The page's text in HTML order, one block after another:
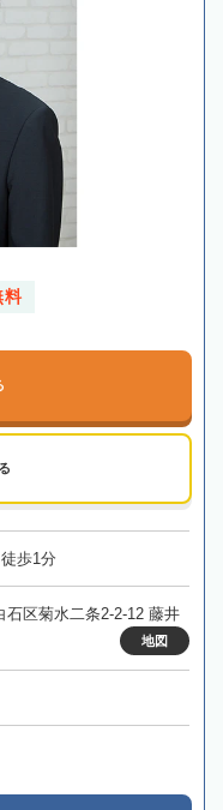
料
歩1分
石区菊水二条2-2-12 藤井
地図